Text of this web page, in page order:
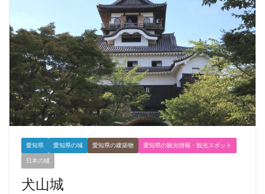
愛知県 愛知県の城 愛知県の建築物 愛知県の観光情報・観光スポット
日本の城
犬山城